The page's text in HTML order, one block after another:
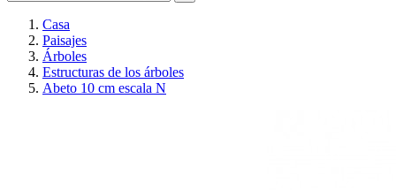
Casa
Paisajes
Árboles
Estructuras de los árboles
Abeto 10 cm escala N